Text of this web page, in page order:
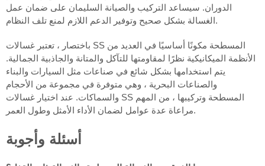
الدوران. سيساعد التركيب والصيانة السليمان على ضمان عمل
الغسالة بشكل صحيح وتوفير الدعم اللازم لمنع تلف النظام.
باختصار ، تعتبر غسالات SS المسطحة مكونًا أساسيًا في العديد من
الأنظمة الميكانيكية نظرًا لمقاومتها للتآكل والمتانة والجاذبية الجمالية.
يتم استخدامها بشكل شائع في صناعات مثل السيارات والبناء
والصناعات البحرية ، وهي متوفرة في مجموعة من الأحجام
والسماكات. عند اختيار غسالات SS المسطحة وتركيبها ، من المهم
مراعاة عدة عوامل لضمان الأداء الأمثل وطول العمر.
أسئلة وأجوبة